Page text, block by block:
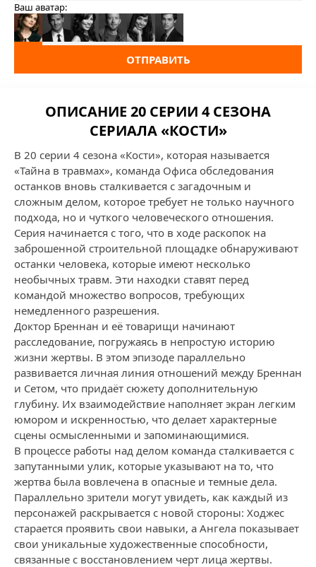
Ваш аватар:
ОТПРАВИТЬ
ОПИСАНИЕ 20 СЕРИИ 4 СЕЗОНА
СЕРИАЛА «КОСТИ»
В 20 серии 4 сезона «Кости», которая называется
«Тайна в травмах», команда Офиса обследования
останков вновь сталкивается с загадочным и
сложным делом, которое требует не только научного
подхода, но и чуткого человеческого отношения.
Серия начинается с того, что в ходе раскопок на
заброшенной строительной площадке обнаруживают
останки человека, которые имеют несколько
необычных травм. Эти находки ставят перед
командой множество вопросов, требующих
немедленного разрешения.
Доктор Бреннан и её товарищи начинают
расследование, погружаясь в непростую историю
жизни жертвы. В этом эпизоде параллельно
развивается личная линия отношений между Бреннан
и Сетом, что придаёт сюжету дополнительную
глубину. Их взаимодействие наполняет экран легким
юмором и искренностью, что делает характерные
сцены осмысленными и запоминающимися.
В процессе работы над делом команда сталкивается с
запутанными улик, которые указывают на то, что
жертва была вовлечена в опасные и темные дела.
Параллельно зрители могут увидеть, как каждый из
персонажей раскрывается с новой стороны: Ходжес
старается проявить свои навыки, а Ангела показывает
свои уникальные художественные способности,
связанные с восстановлением черт лица жертвы.